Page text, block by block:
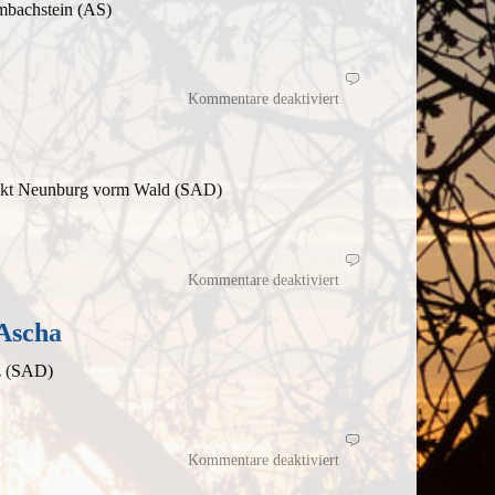
(AS)
Kommentare deaktiviert
für
Schlammschlacht
an
Neunburg vorm Wald (SAD)
Kommentare deaktiviert
für
Kapellen
und
(SAD)
Kommentare deaktiviert
für
OWV-
Runde
extended